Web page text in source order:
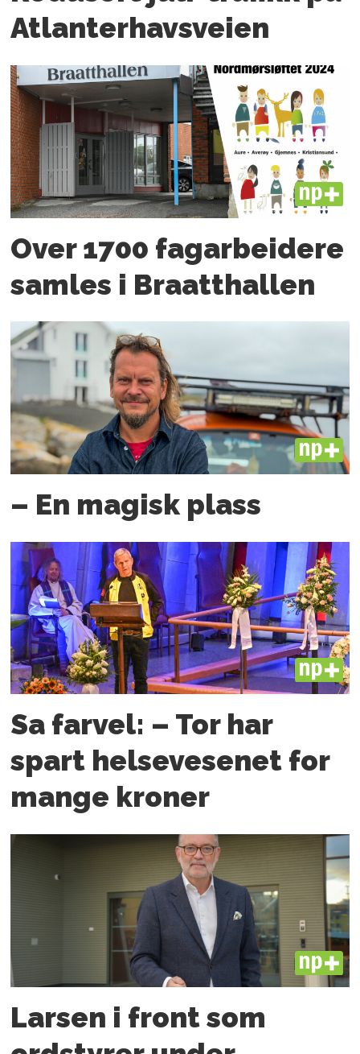
Atlanter­havsveien
PLUS
Over 1700 fagarbeidere
samles i Braatthallen
PLUS
– En magisk plass
PLUS
Sa farvel: – Tor har
spart helsevesenet for
mange kroner
PLUS
Larsen i front som